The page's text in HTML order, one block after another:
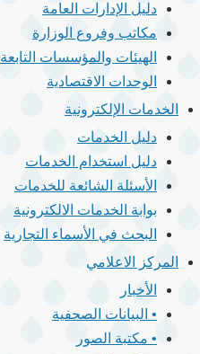
دليل الإدارات العامة
مكاتب وفروع الوزارة
الهيئات والمؤسسات التابعة
الوحدات الاقتصادية
الخدمات الإلكترونية
دليل الخدمات
دليل استخدام الخدمات
الأسئلة الشائعة للخدمات
بوابة الخدمات الالكترونية
البحث في الأسماء التجارية
المركز الاعلامي
الأخبار
• البيانات الصحفية
• مكتبة الصور